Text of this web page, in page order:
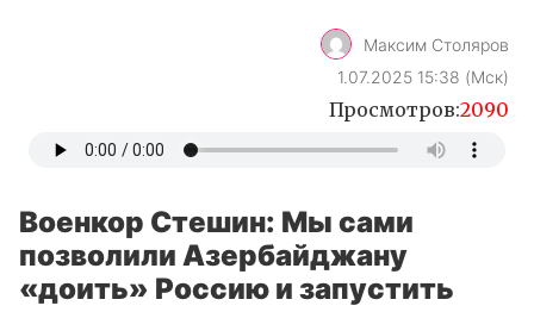
Максим Столяров
1.07.2025 15:38 (Мск)
Просмотров:2090
Военкор Стешин: Мы сами
позволили Азербайджану
«доить» Россию и запустить